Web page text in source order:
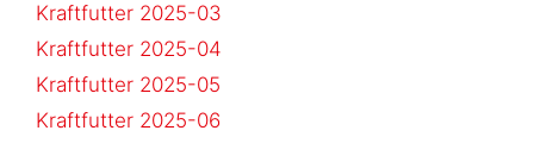
Kraftfutter 2025-03
Kraftfutter 2025-04
Kraftfutter 2025-05
Kraftfutter 2025-06